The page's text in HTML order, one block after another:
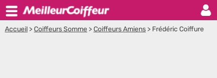
Accueil >Coiffeurs Somme >Coiffeurs Amiens > Frédéric Coiffure